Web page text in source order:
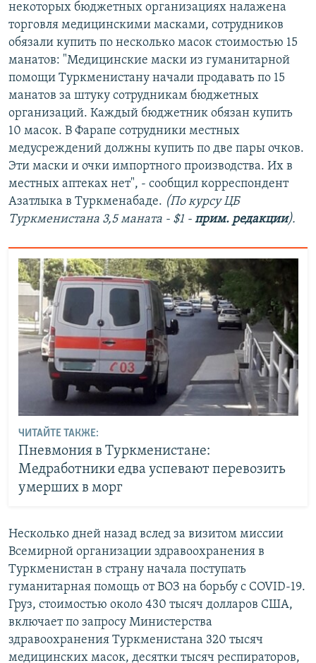
некоторых бюджетных организациях налажена
торговля медицинскими масками, сотрудников
обязали купить по несколько масок стоимостью 15
манатов: "Медицинские маски из гуманитарной
помощи Туркменистану начали продавать по 15
манатов за штуку сотрудникам бюджетных
организаций. Каждый бюджетник обязан купить
10 масок. В Фарапе сотрудники местных
медусреждений должны купить по две пары очков.
Эти маски и очки импортного производства. Их в
местных аптеках нет", - сообщил корреспондент
Азатлыка в Туркменабаде. (По курсу ЦБ
Туркменистана 3,5 маната - $1 - прим. редакции).
ЧИТАЙТЕ ТАКЖЕ:
Пневмония в Туркменистане:
Медработники едва успевают перевозить
умерших в морг
Несколько дней назад вслед за визитом миссии
Всемирной организации здравоохранения в
Туркменистан в страну начала поступать
гуманитарная помощь от ВОЗ на борьбу с COVID-19.
Груз, стоимостью около 430 тысяч долларов США,
включает по запросу Министерства
здравоохранения Туркменистана 320 тысяч
медицинских масок, десятки тысяч респираторов,